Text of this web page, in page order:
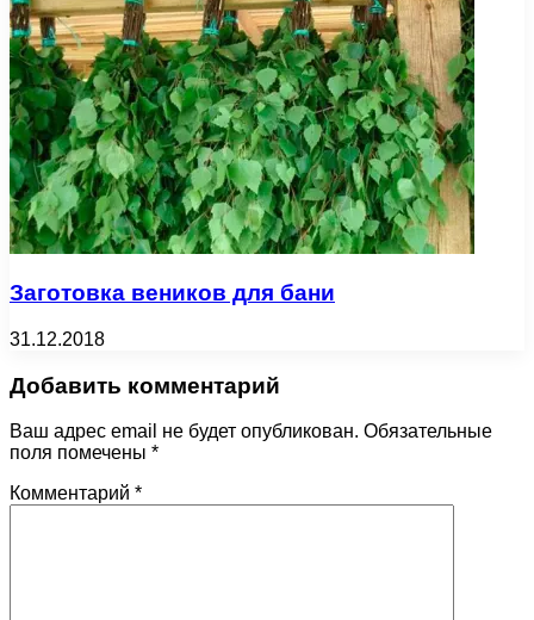
Заготовка веников для бани
31.12.2018
Добавить комментарий
Ваш адрес email не будет опубликован. Обязательные
поля помечены *
Комментарий *